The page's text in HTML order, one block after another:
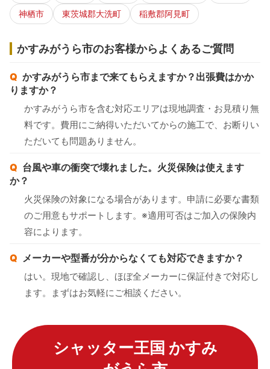
神栖市
東茨城郡大洗町 稲敷郡阿見町
かすみがうら市のお客様からよくあるご質問
かすみがうら市まで来てもらえますか？出張費はかか
りますか？
かすみがうら市を含む対応エリアは現地調査・お見積り無
料です。費用にご納得いただいてからの施工で、お断りい
ただいても問題ありません。
台風や車の衝突で壊れました。火災保険は使えます
か？
火災保険の対象になる場合があります。申請に必要な書類
のご用意もサポートします。※適用可否はご加入の保険内
容によります。
メーカーや型番が分からなくても対応できますか？
はい。現地で確認し、ほぼ全メーカーに保証付きで対応し
ます。まずはお気軽にご相談ください。
シャッター王国 かすみ